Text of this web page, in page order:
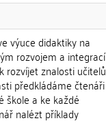
výuce didaktiky na
rozvojem a integrací
rozvíjet znalosti učitelů
předkládáme čtenáři
škole a ke každé
nalézt příklady